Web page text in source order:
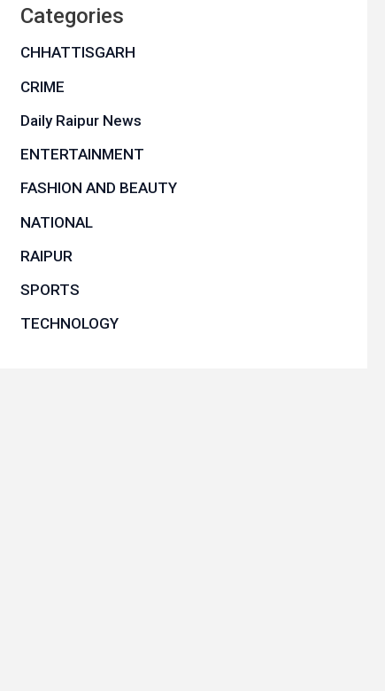
Categories
CHHATTISGARH
CRIME
Daily Raipur News
ENTERTAINMENT
FASHION AND BEAUTY
NATIONAL
RAIPUR
SPORTS
TECHNOLOGY